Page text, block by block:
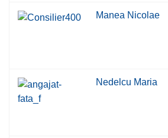
Manea Nicolae
Nedelcu Maria